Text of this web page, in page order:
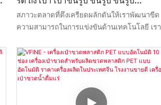
เครื่องจักรผลิต Pure Mine
สภาวะตลาดที่ตึงเครียดผลักดันให้เราพัฒนาขีด
ความสามารถในการแข่งขันด้านเทคโนโลยี เรา
ที่ช่วยให้กระบวนการผลิตประหยัดเวลามากขึ้น
ปัจจุบัน ผลิตภัณฑ์นี้เหมาะอย่างยิ่งสำหรับการใช้
งานกับเครื่องเป่าขวดพลาสติก